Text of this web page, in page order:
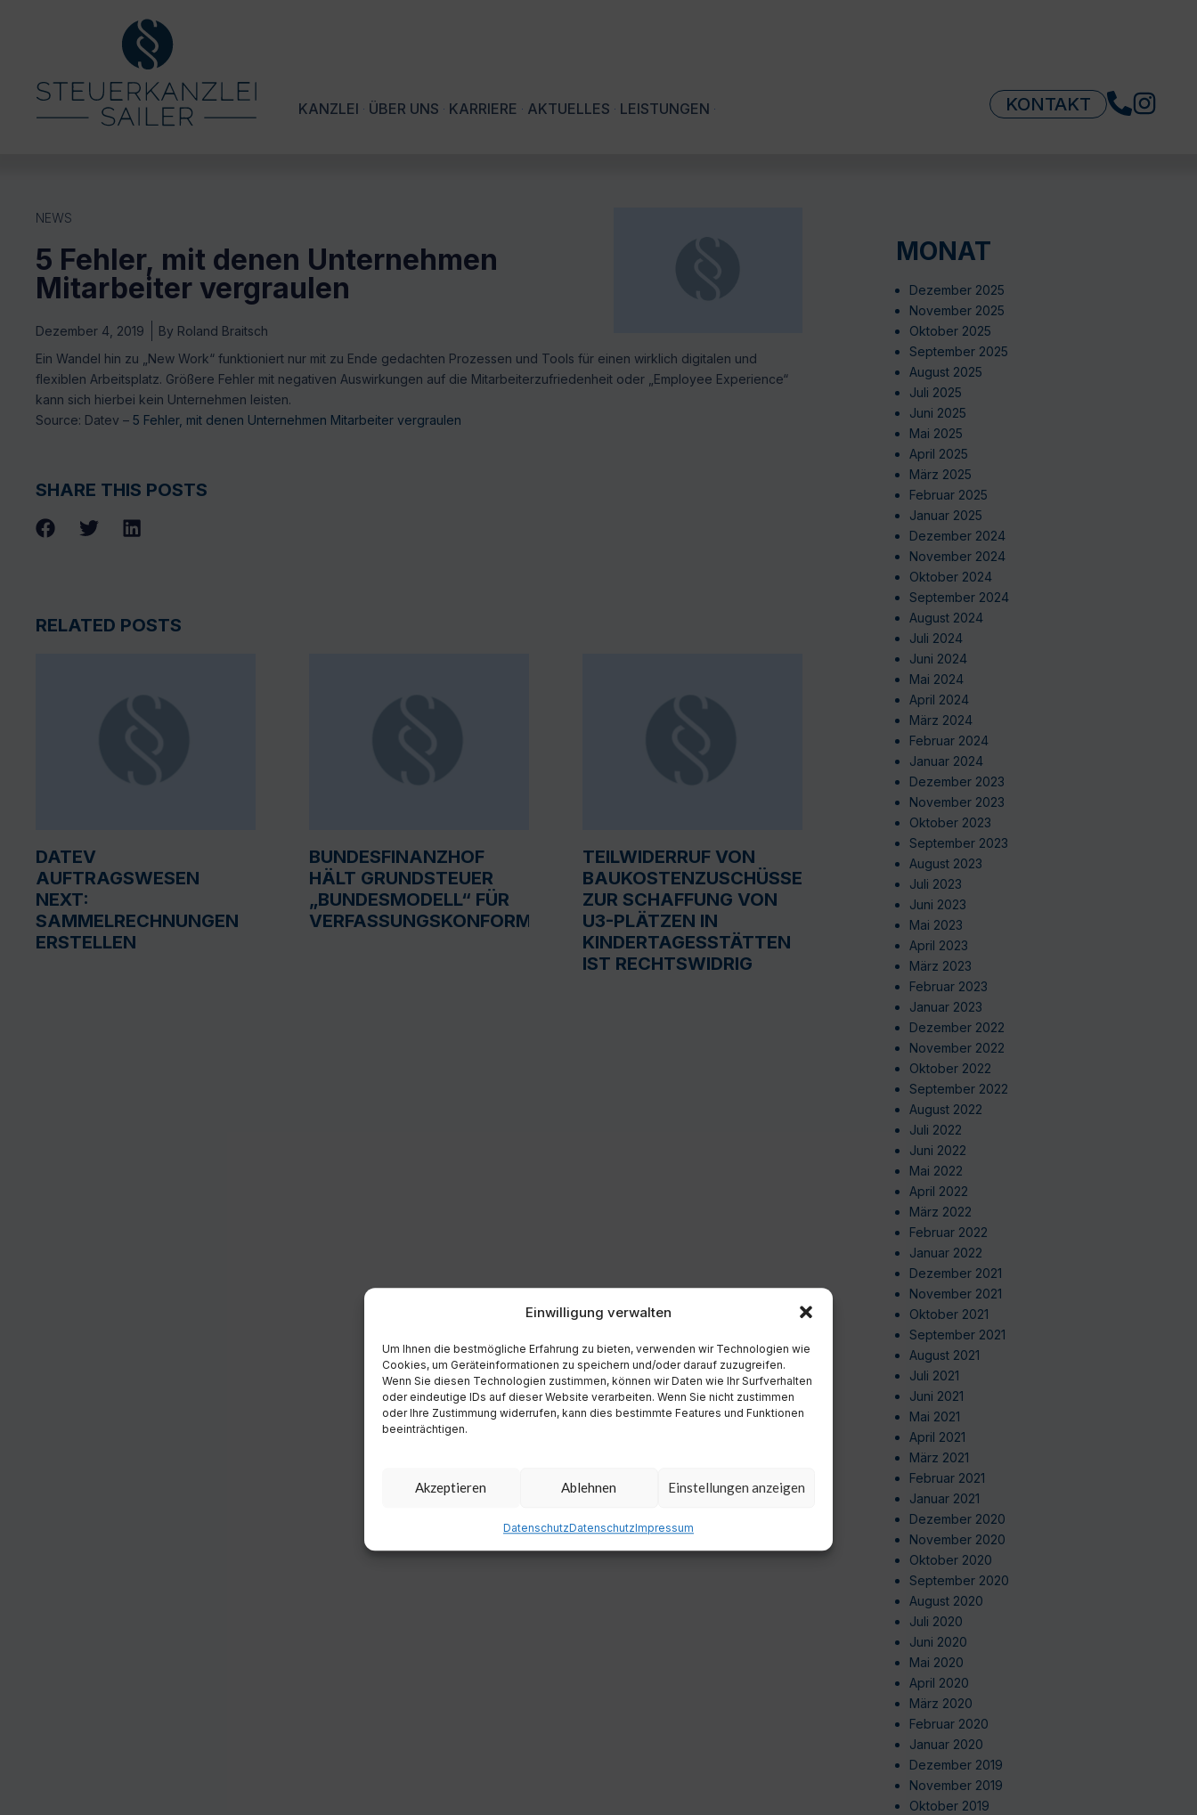
Einwilligung verwalten
Um Ihnen die bestmögliche Erfahrung zu bieten, verwenden wir Technologien wie
Cookies, um Geräteinformationen zu speichern und/oder darauf zuzugreifen.
Wenn Sie diesen Technologien zustimmen, können wir Daten wie Ihr Surfverhalten
oder eindeutige IDs auf dieser Website verarbeiten. Wenn Sie nicht zustimmen
oder Ihre Zustimmung widerrufen, kann dies bestimmte Features und Funktionen
beeinträchtigen.
Akzeptieren Ablehnen Einstellungen anzeigen
DatenschutzDatenschutzImpressum
KANZLEI ÜBER UNS KARRIERE AKTUELLES LEISTUNGEN KONTAKT
NEWS
5 Fehler, mit denen Unternehmen
Mitarbeiter vergraulen
Dezember 4, 2019 By Roland Braitsch
Ein Wandel hin zu „New Work“ funktioniert nur mit zu Ende gedachten Prozessen und Tools für einen wirklich digitalen und
flexiblen Arbeitsplatz. Größere Fehler mit negativen Auswirkungen auf die Mitarbeiterzufriedenheit oder „Employee Experience“
kann sich hierbei kein Unternehmen leisten.
Source: Datev – 5 Fehler, mit denen Unternehmen Mitarbeiter vergraulen
SHARE THIS POSTS
RELATED POSTS
DATEV
AUFTRAGSWESEN
NEXT:
SAMMELRECHNUNGEN
ERSTELLEN
BUNDESFINANZHOF
HÄLT GRUNDSTEUER
„BUNDESMODELL“ FÜR
VERFASSUNGSKONFORM
TEILWIDERRUF VON
BAUKOSTENZUSCHÜSSEN
ZUR SCHAFFUNG VON
U3-PLÄTZEN IN
KINDERTAGESSTÄTTEN
IST RECHTSWIDRIG
MONAT
Dezember 2025
November 2025
Oktober 2025
September 2025
August 2025
Juli 2025
Juni 2025
Mai 2025
April 2025
März 2025
Februar 2025
Januar 2025
Dezember 2024
November 2024
Oktober 2024
September 2024
August 2024
Juli 2024
Juni 2024
Mai 2024
April 2024
März 2024
Februar 2024
Januar 2024
Dezember 2023
November 2023
Oktober 2023
September 2023
August 2023
Juli 2023
Juni 2023
Mai 2023
April 2023
März 2023
Februar 2023
Januar 2023
Dezember 2022
November 2022
Oktober 2022
September 2022
August 2022
Juli 2022
Juni 2022
Mai 2022
April 2022
März 2022
Februar 2022
Januar 2022
Dezember 2021
November 2021
Oktober 2021
September 2021
August 2021
Juli 2021
Juni 2021
Mai 2021
April 2021
März 2021
Februar 2021
Januar 2021
Dezember 2020
November 2020
Oktober 2020
September 2020
August 2020
Juli 2020
Juni 2020
Mai 2020
April 2020
März 2020
Februar 2020
Januar 2020
Dezember 2019
November 2019
Oktober 2019